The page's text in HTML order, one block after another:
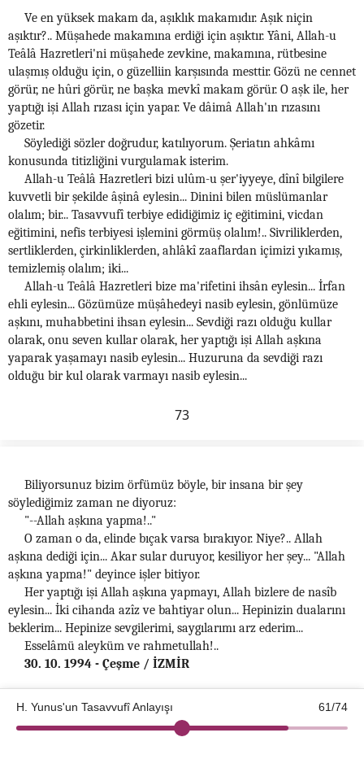
H. Yunus'un Tasavvufî Anlayışı 61/74
Ve en yüksek makam da, aşıklık makamıdır. Aşık niçin
aşıktır?.. Müşahede makamına erdiği için aşıktır. Yâni, Allah-u
Teâlâ Hazretleri'ni müşahede zevkine, makamına, rütbesine
ulaşmış olduğu için, o güzelliin karşısında mesttir. Gözü ne cennet
görür, ne hûri görür, ne başka mevkî makam görür. O aşk ile, her
yaptığı işi Allah rızası için yapar. Ve dâimâ Allah'ın rızasını
gözetir.
Söylediği sözler doğrudur, katılıyorum. Şeriatın ahkâmı
konusunda titizliğini vurgulamak isterim.
Allah-u Teâlâ Hazretleri bizi ulûm-u şer'iyyeye, dînî bilgilere
kuvvetli bir şekilde âşinâ eylesin... Dinini bilen müslümanlar
olalım; bir... Tasavvufî terbiye edidiğimiz iç eğitimini, vicdan
eğitimini, nefis terbiyesi işlemini görmüş olalım!.. Sivriliklerden,
sertliklerden, çirkinliklerden, ahlâkî zaaflardan içimizi yıkamış,
temizlemiş olalım; iki...
Allah-u Teâlâ Hazretleri bize ma'rifetini ihsân eylesin... İrfan
ehli eylesin... Gözümüze müşâhedeyi nasib eylesin, gönlümüze
aşkını, muhabbetini ihsan eylesin... Sevdiği razı olduğu kullar
olarak, onu seven kullar olarak, her yaptığı işi Allah aşkına
yaparak yaşamayı nasib eylesin... Huzuruna da sevdiği razı
olduğu bir kul olarak varmayı nasib eylesin...
73
Biliyorsunuz bizim örfümüz böyle, bir insana bir şey
söylediğimiz zaman ne diyoruz:
"--Allah aşkına yapma!.."
O zaman o da, elinde bıçak varsa bırakıyor. Niye?.. Allah
aşkına dediği için... Akar sular duruyor, kesiliyor her şey... "Allah
aşkına yapma!" deyince işler bitiyor.
Her yaptığı işi Allah aşkına yapmayı, Allah bizlere de nasîb
eylesin... İki cihanda azîz ve bahtiyar olun... Hepinizin dualarını
beklerim... Hepinize sevgilerimi, saygılarımı arz ederim...
Esselâmü aleyküm ve rahmetullah!..
30. 10. 1994 - Çeşme / İZMİR
©2026 Kotku Enstitüsü v2.8.3